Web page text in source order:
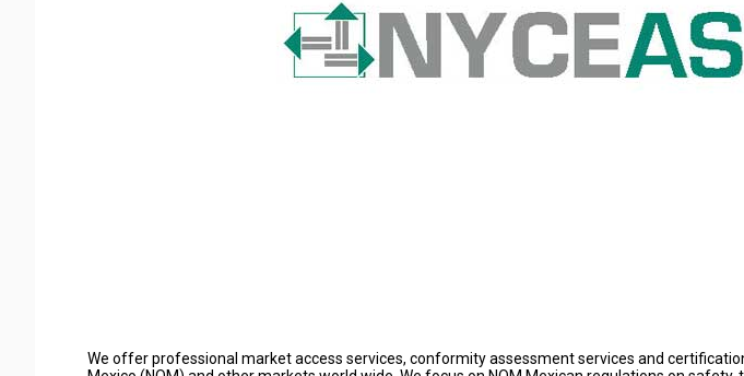
We offer professional market access services, conformity assessment services and